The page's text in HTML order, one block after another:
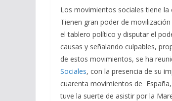
Los movimientos sociales tiene la
Tienen gran poder de
el tablero político y disputar el
causas y señalando culpables,
de estos movimientos, se ha
Sociales, con la presencia de su
cuarenta movimientos de
tuve la suerte de asistir por la